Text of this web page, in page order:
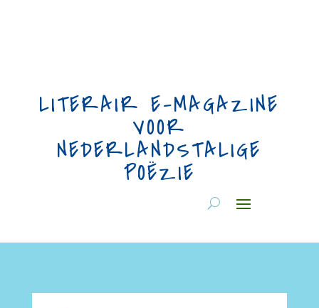
LITERAIR E-MAGAZINE
VOOR
NEDERLANDSTALIGE
POËZIE